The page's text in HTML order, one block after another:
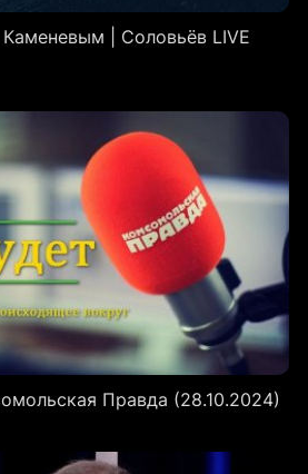
| Соловьёв LIVE
Правда (28.10.2024)